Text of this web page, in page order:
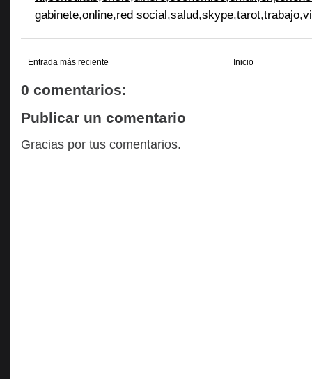
gabinete,online,red social,salud,skype,tarot,trabajo,
Entrada más reciente Inicio
0 comentarios:
Publicar un comentario
Gracias por tus comentarios.